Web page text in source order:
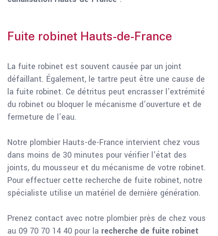
Fuite robinet Hauts-de-France
La fuite robinet est souvent causée par un joint
défaillant. Également, le tartre peut être une cause de
la fuite robinet. Ce détritus peut encrasser l’extrémité
du robinet ou bloquer le mécanisme d’ouverture et de
fermeture de l’eau.
Notre plombier Hauts-de-France intervient chez vous
dans moins de 30 minutes pour vérifier l’état des
joints, du mousseur et du mécanisme de votre robinet.
Pour effectuer cette recherche de fuite robinet, notre
spécialiste utilise un matériel de dernière génération.
Prenez contact avec notre plombier près de chez vous
au 09 70 70 14 40 pour la recherche de fuite robinet